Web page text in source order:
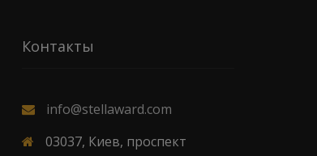
Контакты
info@stellaward.com
03037, Киев, проспект